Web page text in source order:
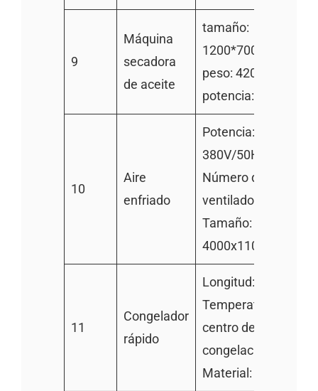
9
Máquina
secadora
de aceite
tamaño:
1200*700*750mm
peso: 420kg
potencia: 2.2kw
10
Aire
enfriado
Potencia: 5.5KW,
380V/50Hz
Número de
ventiladores: 4
Tamaño:
11
Congelador
rápido
Longitud: 9100mm
Temperatura del
centro de
congelación: – 18 °
Material: 304SS